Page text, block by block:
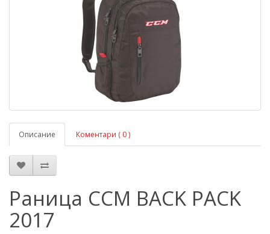
Описание Коментари ( 0 )
Раница CCM BACK PACK
2017